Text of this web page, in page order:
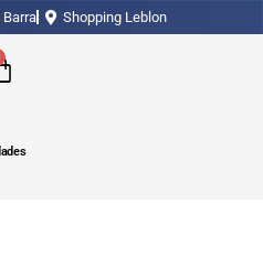
Barra Shopping Leblon